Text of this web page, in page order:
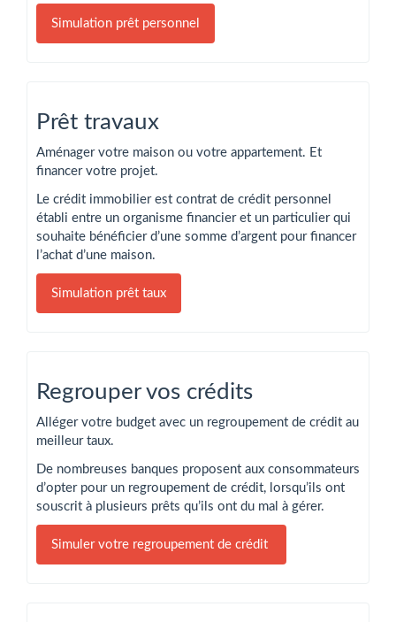
Simulation prêt personnel
Prêt travaux
Aménager votre maison ou votre appartement. Et
financer votre projet.
Le crédit immobilier est contrat de crédit personnel
établi entre un organisme financier et un particulier qui
souhaite bénéficier d’une somme d’argent pour financer
l’achat d’une maison.
Simulation prêt taux
Regrouper vos crédits
Alléger votre budget avec un regroupement de crédit au
meilleur taux.
De nombreuses banques proposent aux consommateurs
d’opter pour un regroupement de crédit, lorsqu’ils ont
souscrit à plusieurs prêts qu’ils ont du mal à gérer.
Simuler votre regroupement de crédit